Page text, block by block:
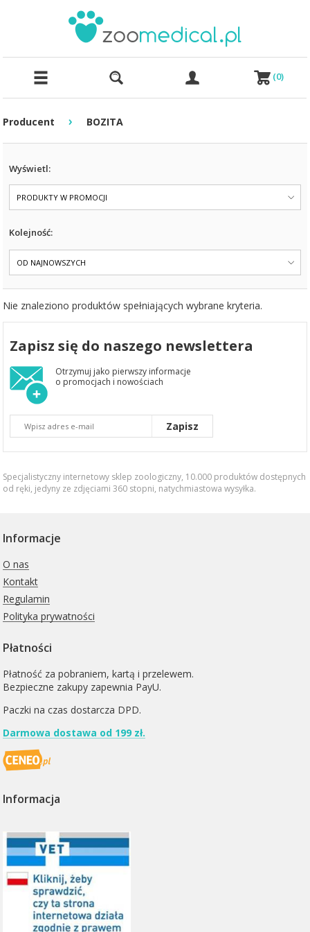
(0)
Producent › BOZITA
Wyświetl:
PRODUKTY W PROMOCJI
Kolejność:
OD NAJNOWSZYCH
Nie znaleziono produktów spełniających wybrane kryteria.
Zapisz się do naszego newslettera
Otrzymuj jako pierwszy informacje
o promocjach i nowościach
Zapisz
Specjalistyczny internetowy sklep zoologiczny, 10.000 produktów dostępnych
od ręki, jedyny ze zdjęciami 360 stopni, natychmiastowa wysyłka.
Informacje
O nas
Kontakt
Regulamin
Polityka prywatności
Płatności
Płatność za pobraniem, kartą i przelewem.
Bezpieczne zakupy zapewnia PayU.
Paczki na czas dostarcza DPD.
Darmowa dostawa od 199 zł.
Informacja